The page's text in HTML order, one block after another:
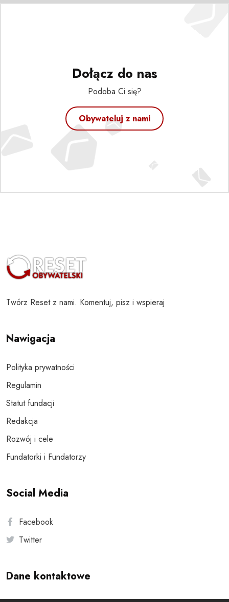
Dołącz do nas
Podoba Ci się?
Obywateluj z nami
Twórz Reset z nami. Komentuj, pisz i wspieraj
Nawigacja
Polityka prywatności
Regulamin
Statut fundacji
Redakcja
Rozwój i cele
Fundatorki i Fundatorzy
Social Media
Facebook
Twitter
Dane kontaktowe